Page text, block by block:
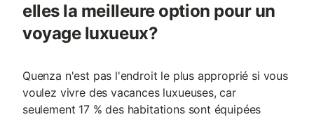
elles la meilleure option pour un
voyage luxueux?
Quenza n'est pas l'endroit le plus approprié si vous
voulez vivre des vacances luxueuses, car
seulement 17 % des habitations sont équipées